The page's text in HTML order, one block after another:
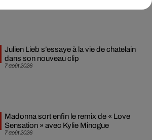
7 août 2026
Julien Lieb s’essaye à la vie de chatelain
dans son nouveau clip
7 août 2026
Madonna sort enfin le remix de « Love
Sensation » avec Kylie Minogue